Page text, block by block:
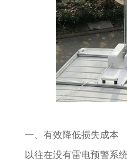
一、有效降低损失成本
以往在没有雷电预警系统